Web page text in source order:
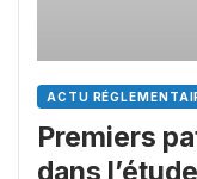
ACTU
Premiers
dans